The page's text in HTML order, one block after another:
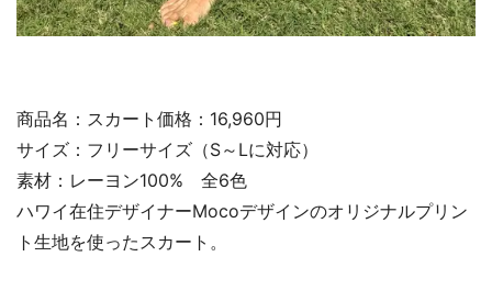
商品名：スカート価格：16,960円
サイズ：フリーサイズ（S～Lに対応）
素材：レーヨン100% 全6色
ハワイ在住デザイナーMocoデザインのオリジナルプリン
ト生地を使ったスカート。